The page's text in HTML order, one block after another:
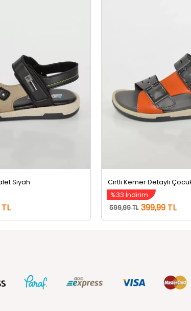
%33 İndirim
599,99 TL 399,99 TL